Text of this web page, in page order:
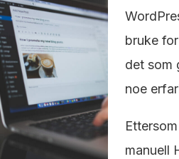
bruke
det som
noe
manuell